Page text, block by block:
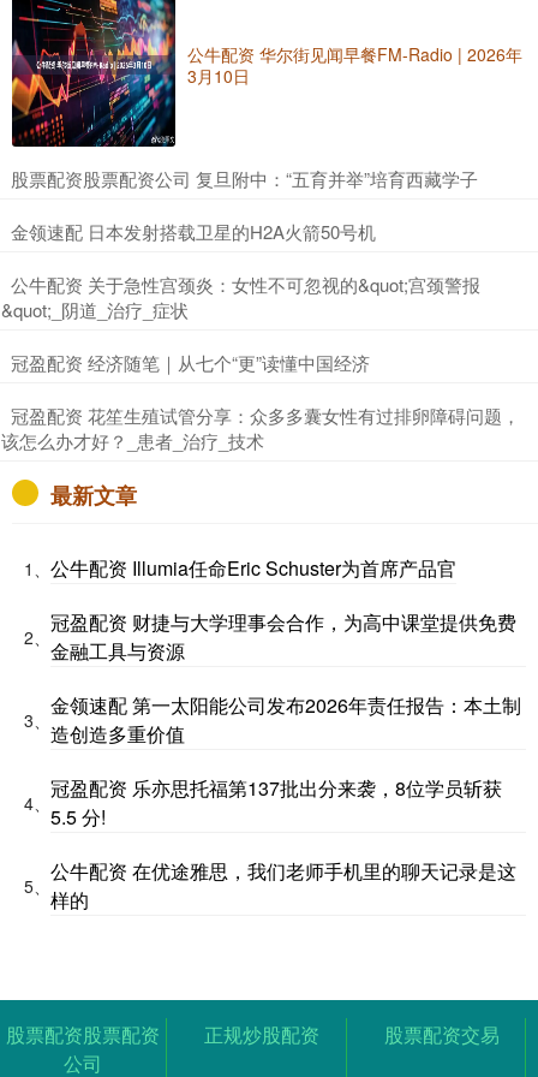
公牛配资 华尔街见闻早餐FM-Radio | 2026年
3月10日
​股票配资股票配资公司 复旦附中：“五育并举”培育西藏学子
​金领速配 日本发射搭载卫星的H2A火箭50号机
​公牛配资 关于急性宫颈炎：女性不可忽视的&quot;宫颈警报
&quot;_阴道_治疗_症状
​冠盈配资 经济随笔｜从七个“更”读懂中国经济
​冠盈配资 花笙生殖试管分享：众多多囊女性有过排卵障碍问题，
该怎么办才好？_患者_治疗_技术
最新文章
1、 公牛配资 Illumia任命Eric Schuster为首席产品官
2、
冠盈配资 财捷与大学理事会合作，为高中课堂提供免费
金融工具与资源
3、
金领速配 第一太阳能公司发布2026年责任报告：本土制
造创造多重价值
4、
冠盈配资 乐亦思托福第137批出分来袭，8位学员斩获
5.5 分!
5、
公牛配资 在优途雅思，我们老师手机里的聊天记录是这
样的
股票配资股票配资
公司
正规炒股配资 股票配资交易